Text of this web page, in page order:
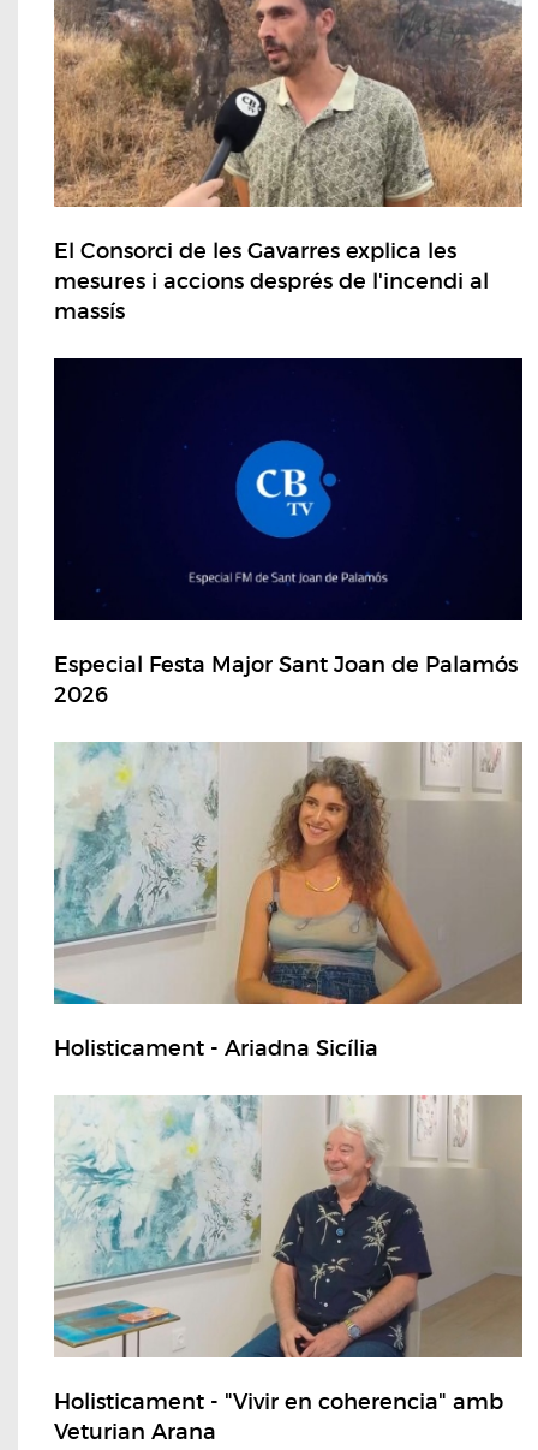
El Consorci de les Gavarres explica les
mesures i accions després de l'incendi al
massís
Especial Festa Major Sant Joan de Palamós
2026
Holisticament - Ariadna Sicília
Holisticament - "Vivir en coherencia" amb
Veturian Arana